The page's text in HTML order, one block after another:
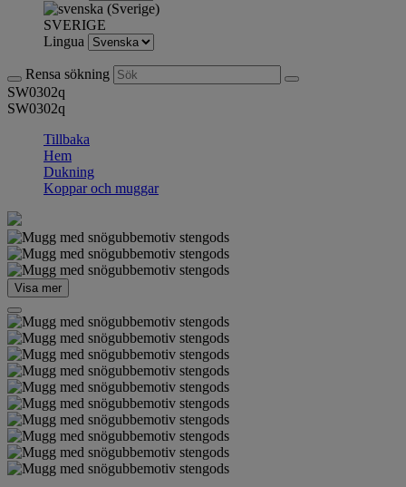
SVERIGE
Lingua
Rensa sökning
SW0302q
SW0302q
Tillbaka
Hem
Dukning
Koppar och muggar
Visa mer